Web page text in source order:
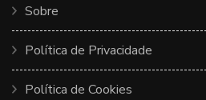
Sobre
Política de Privacidade
Política de Cookies